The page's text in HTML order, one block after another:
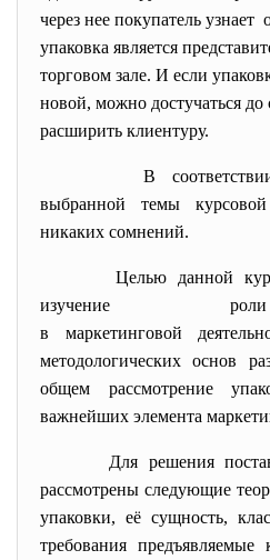
через нее покупатель узнает
упаковка является
торговом зале. И если
новой, можно достучаться до
расширить клиентуру.
В
выбранной темы
никаких сомнений.
Целью данной
изучение
в маркетинговой
методологических основ
общем рассмотрение
важнейших элемента
Для решения
рассмотрены следующие
упаковки, её сущность,
требования